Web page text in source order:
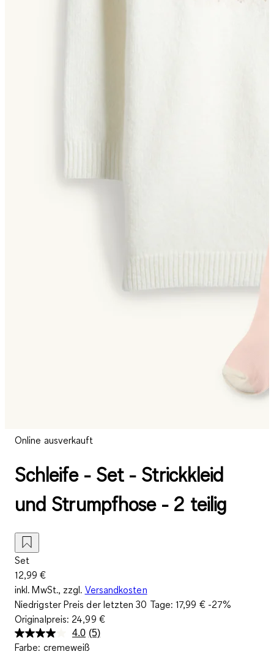
Online ausverkauft
Schleife - Set - Strickkleid
und Strumpfhose - 2 teilig
Set
12,99 €
inkl. MwSt., zzgl. Versandkosten
Niedrigster Preis der letzten 30 Tage:17,99 €-27%
Originalpreis: 24,99 €
4.0 5
Bewertungen
(5)
Farbe: cremeweiß